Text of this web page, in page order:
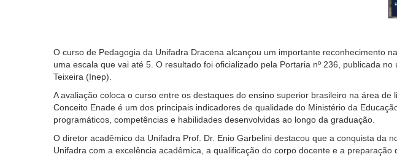
O curso de Pedagogia da Unifadra Dracena alcançou um importante reconhecimento
uma escala que vai até 5. O resultado foi oficializado pela Portaria nº 236, publicada
Teixeira (Inep).
A avaliação coloca o curso entre os destaques do ensino superior brasileiro na área
Conceito Enade é um dos principais indicadores de qualidade do Ministério da
programáticos, competências e habilidades desenvolvidas ao longo da graduação.
O diretor acadêmico da Unifadra Prof. Dr. Enio Garbelini destacou que a conquista
Unifadra com a excelência acadêmica, a qualificação do corpo docente e a